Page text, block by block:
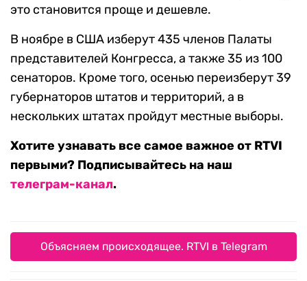
это становится проще и дешевле.
В ноябре в США изберут 435 членов Палаты
представителей Конгресса, а также 35 из 100
сенаторов. Кроме того, осенью переизберут 39
губернаторов штатов и территорий, а в
нескольких штатах пройдут местные выборы.
Хотите узнавать все самое важное от RTVI
первыми? Подписывайтесь на наш
телеграм-канал.
Объясняем происходящее. RTVI в Telegram